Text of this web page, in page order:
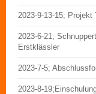
2023-9-13-15; Projekt
2023-6-21;
Erstklässler
2023-7-5;
2023-8-